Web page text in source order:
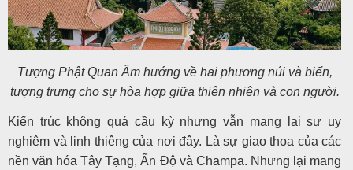
Tượng Phật Quan Âm hướng về hai phương núi và biển,
tượng trưng cho sự hòa hợp giữa thiên nhiên và con người.
Kiến trúc không quá cầu kỳ nhưng vẫn mang lại sự uy
nghiêm và linh thiêng của nơi đây. Là sự giao thoa của các
nền văn hóa Tây Tạng, Ấn Độ và Champa. Nhưng lại mang